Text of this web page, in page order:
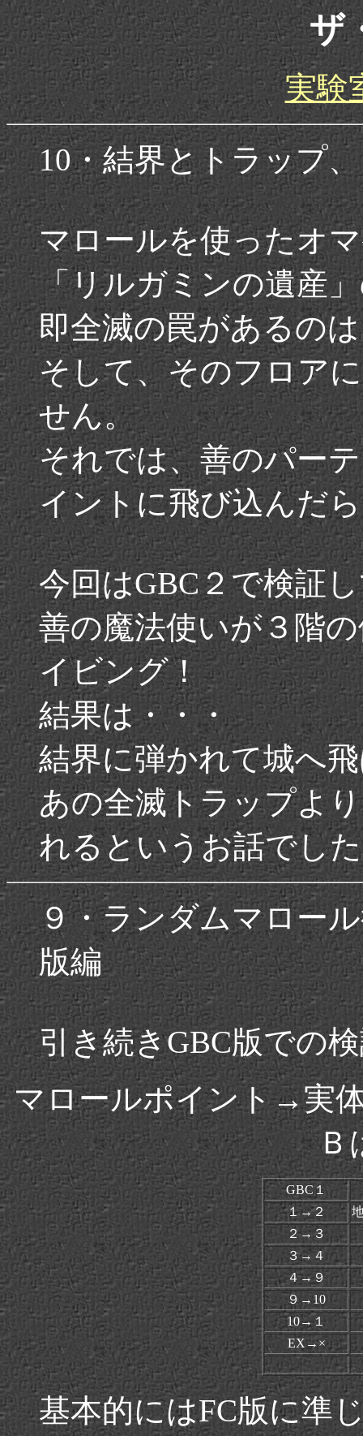
ザ
実験
10・結界とトラップ
マロールを使ったオ
「リルガミンの遺産
即全滅の罠があるの
そして、そのフロア
せん。
それでは、善のパー
イントに飛び込んだ
今回はGBC２で検証
善の魔法使いが３階
イビング！
結果は・・・
結界に弾かれて城へ
あの全滅トラップよ
れるというお話でし
９・ランダムマロー
版編
引き続きGBC版での
マロールポイント→実
Ｂ
GBC１
１→２
２→３
３→４
４→９
９→10
10→１
EX→×
基本的にはFC版に準